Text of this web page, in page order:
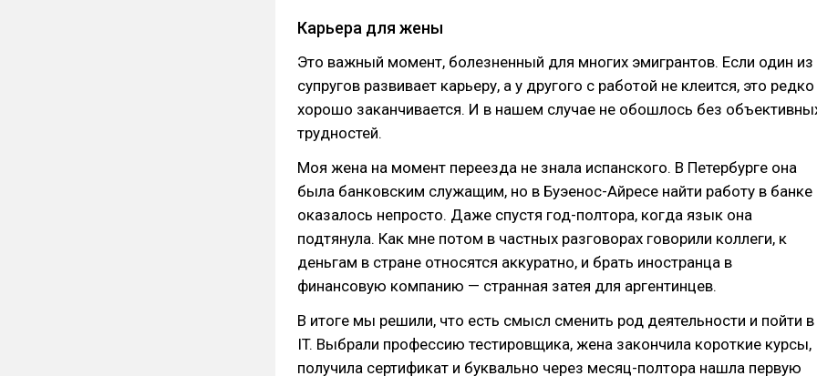
Карьера для жены
Это важный момент, болезненный для многих эмигрантов. Если один из
супругов развивает карьеру, а у другого с работой не клеится, это редко
хорошо заканчивается. И в нашем случае не обошлось без
трудностей.
Моя жена на момент переезда не знала испанского. В Петербурге она
была банковским служащим, но в Буэенос-Айресе найти работу в банке
оказалось непросто. Даже спустя год-полтора, когда язык она
подтянула. Как мне потом в частных разговорах говорили коллеги, к
деньгам в стране относятся аккуратно, и брать иностранца в
финансовую компанию — странная затея для аргентинцев.
В итоге мы решили, что есть смысл сменить род деятельности и пойти в
IT. Выбрали профессию тестировщика, жена закончила короткие курсы,
получила сертификат и буквально через месяц-полтора нашла первую